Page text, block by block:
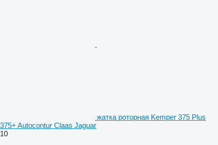
жатка роторная Kemper 375 Plus
375+ Autocontur Claas Jaguar
10